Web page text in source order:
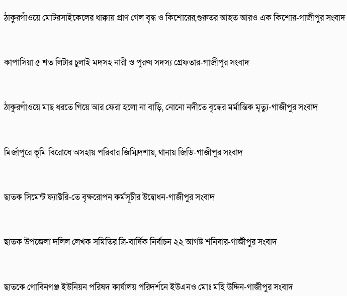
ঠাকুরগাঁওয়ে মোটরসাইকেলের ধাক্কায় প্রাণ গেল বৃদ্ধ ও কিশোরের,গুরুতর আহত আরও এক কিশোর-গাজীপুর সংবাদ
কাপাসিয়া ৫ শত লিটার চুলাই মদসহ নারী ও পুরুষ সদস্য গ্রেফতার-গাজীপুর সংবাদ
ঠাকুরগাঁওয়ে মাছ ধরতে গিয়ে আর ফেরা হলো না বাড়ি, নোনো নদীতে বৃদ্ধের মর্মান্তিক মৃত্যু-গাজীপুর সংবাদ
মির্জাপুরে ভূমি বিরোধে অসহায় পরিবার জিম্মিদশায়, থানায় জিডি-গাজীপুর সংবাদ
ছাতক সিমেন্ট ফ্যাক্টরি-তে বৃক্ষরোপন কর্মসূচীর উদ্বোধন-গাজীপুর সংবাদ
ছাতক উপজেলা দলিল লেখক সমিতির ত্রি-বার্ষিক নির্বাচন ২২ আগষ্ট শনিবার-গাজীপুর সংবাদ
ছাতকে গোবিনগঞ্জ ইউনিয়ন পরিষদ কার্যালয় পরিদর্শনে ইউএনও মোঃ মহি উদ্দিন-গাজীপুর সংবাদ